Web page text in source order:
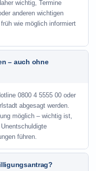
wichtig, Termine
anderen wichtigen
wie möglich informiert
– auch ohne
0800 4 5555 00 oder
abgesagt werden.
möglich – wichtig ist,
führen.